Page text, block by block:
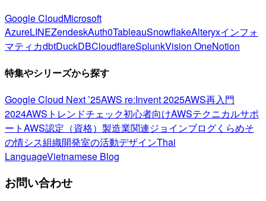
Google CloudMicrosoft
AzureLINEZendeskAuth0TableauSnowflakeAlteryxインフォ
マティカdbtDuckDBCloudflareSplunkVision OneNotion
特集やシリーズから探す
Google Cloud Next ’25AWS re:Invent 2025AWS再入門
2024AWSトレンドチェック初心者向けAWSテクニカルサポ
ートAWS認定（資格） 製造業関連ジョインブログくらめそ
の情シス組織開発室の活動デザインThai
LanguageVietnamese Blog
お問い合わせ